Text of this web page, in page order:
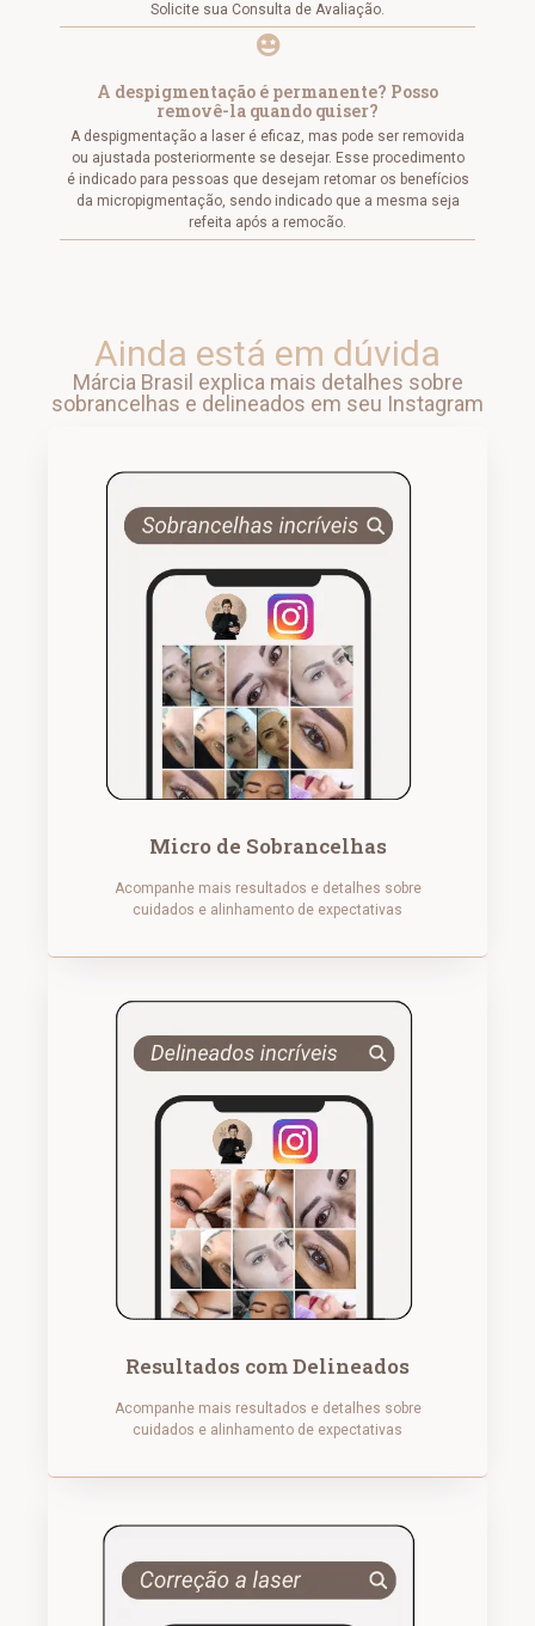
Solicite sua Consulta de Avaliação.
A despigmentação é permanente? Posso
removê-la quando quiser?
A despigmentação a laser é eficaz, mas pode ser removida
ou ajustada posteriormente se desejar. Esse procedimento
é indicado para pessoas que desejam retomar os benefícios
da micropigmentação, sendo indicado que a mesma seja
refeita após a remocão.
Ainda está em dúvida
Márcia Brasil explica mais detalhes sobre
sobrancelhas e delineados em seu Instagram
Micro de Sobrancelhas
Acompanhe mais resultados e detalhes sobre
cuidados e alinhamento de expectativas
Resultados com Delineados
Acompanhe mais resultados e detalhes sobre
cuidados e alinhamento de expectativas